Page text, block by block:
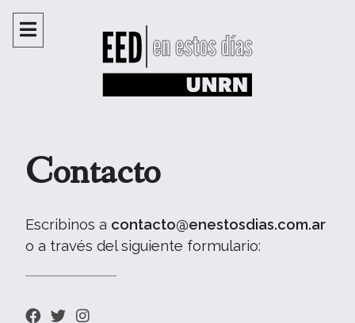
Contacto
Escribinos a contacto@enestosdias.com.ar
o a través del siguiente formulario: